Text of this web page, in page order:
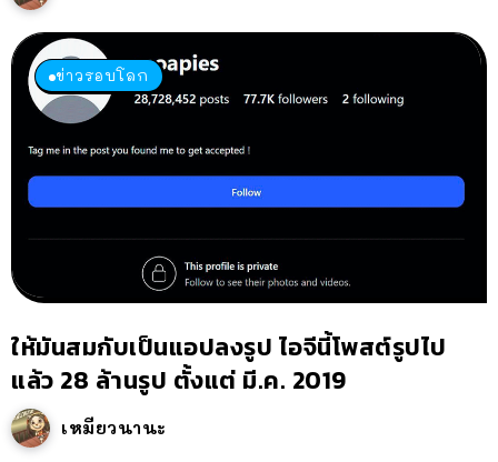
ข่าวรอบโลก
ให้มันสมกับเป็นแอปลงรูป ไอจีนี้โพสต์รูปไป
แล้ว 28 ล้านรูป ตั้งแต่ มี.ค. 2019
เหมียวนานะ